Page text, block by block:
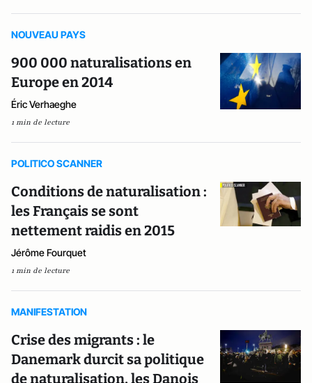
NOUVEAU PAYS
900 000 naturalisations en
Europe en 2014
Éric Verhaeghe
1 min de lecture
POLITICO SCANNER
Conditions de naturalisation :
les Français se sont
nettement raidis en 2015
Jérôme Fourquet
1 min de lecture
MANIFESTATION
Crise des migrants : le
Danemark durcit sa politique
de naturalisation, les Danois